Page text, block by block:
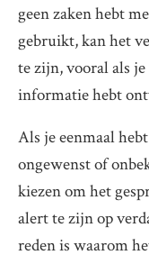
geen zaken hebt
gebruikt, kan het
te zijn, vooral als
informatie hebt
Als je eenmaal
ongewenst of
kiezen om het
alert te zijn op
reden is waarom